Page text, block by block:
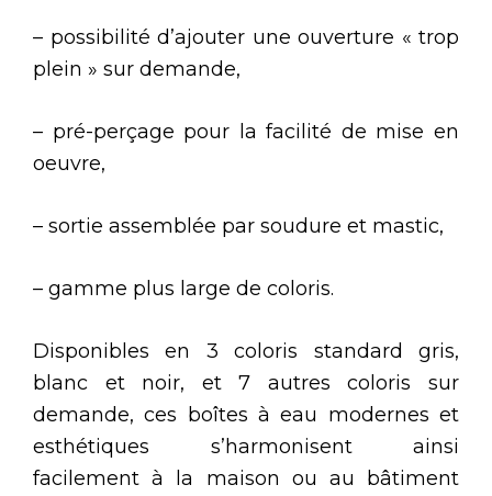
– possibilité d’ajouter une ouverture « trop
plein » sur demande,
– pré-perçage pour la facilité de mise en
oeuvre,
– sortie assemblée par soudure et mastic,
– gamme plus large de coloris.
Disponibles en 3 coloris standard gris,
blanc et noir, et 7 autres coloris sur
demande, ces boîtes à eau modernes et
esthétiques s’harmonisent ainsi
facilement à la maison ou au bâtiment